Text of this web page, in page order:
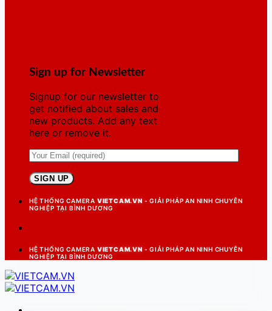
Sign up for Newsletter
Signup for our newsletter to
get notified about sales and
new products. Add any text
here or remove it.
HỆ THỐNG CAMERA VIETCAM.VN - GIẢI PHÁP AN NINH CHUYÊN
NGHIỆP TẠI BÌNH DƯƠNG
HỆ THỐNG CAMERA VIETCAM.VN - GIẢI PHÁP AN NINH CHUYÊN
NGHIỆP TẠI BÌNH DƯƠNG